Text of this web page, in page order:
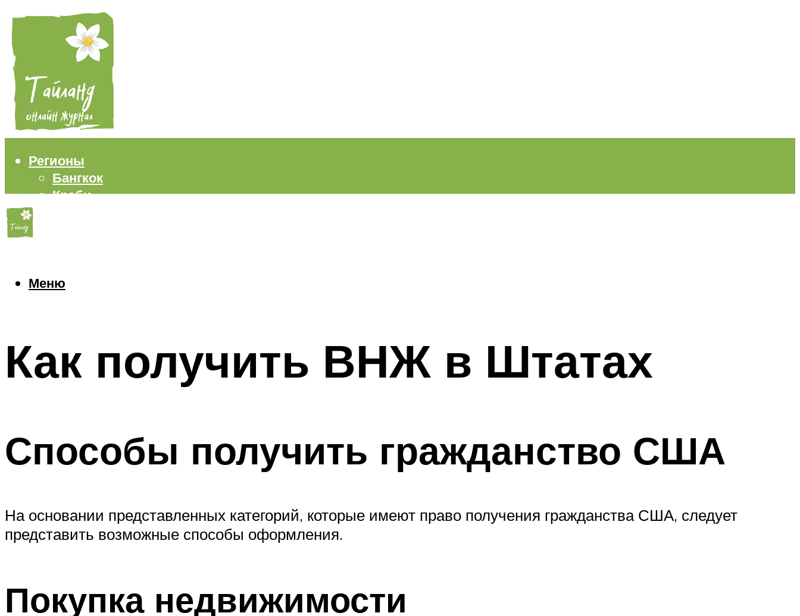
Регионы
Бангкок
Краби
Еда
Меню
Меню
Как получить ВНЖ в Штатах
Способы получить гражданство США
На основании представленных категорий, которые имеют право получения гражданства США, следует
представить возможные способы оформления.
Покупка недвижимости